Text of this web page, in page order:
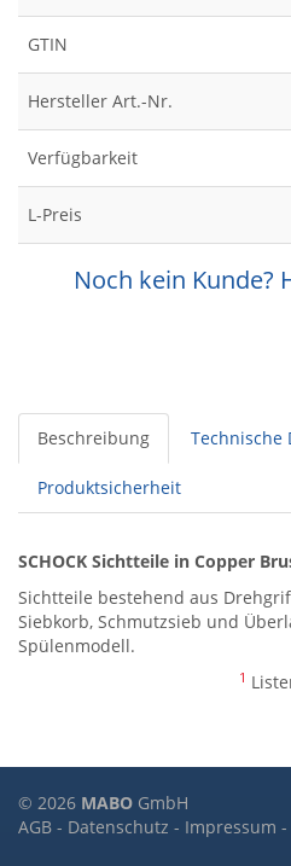
GTIN
Hersteller Art.-Nr.
Verfügbarkeit
L-Preis
Noch kein Kunde?
Beschreibung Technische
Produktsicherheit
SCHOCK Sichtteile in Copper
Sichtteile bestehend aus
Siebkorb, Schmutzsieb und
Spülenmodell.
1
© 2026 MABO GmbH
AGB - Datenschutz - Impressum -